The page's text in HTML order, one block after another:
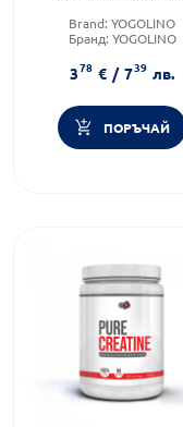
Brand: YOGOLINO
Бранд: YOGOLINO
378 € / 739 лв.
ПОРЪЧАЙ